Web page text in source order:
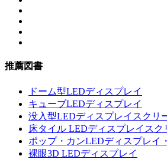
推薦図書
ドーム型LEDディスプレイ
キューブLEDディスプレイ
没入型LEDディスプレイスクリ
床タイル LEDディスプレイスク
ポップ・カンLEDディスプレイ
裸眼3D LEDディスプレイ